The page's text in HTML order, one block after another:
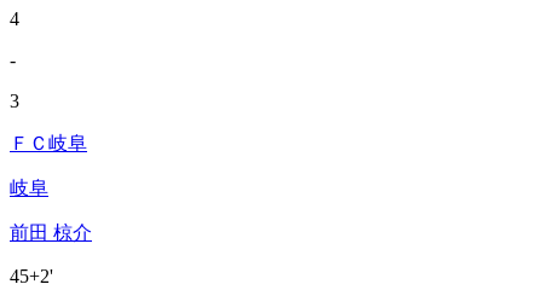
4
-
3
ＦＣ岐阜
岐阜
前田 椋介
45+2'